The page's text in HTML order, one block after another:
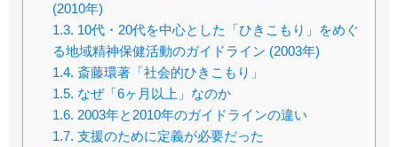
(2010年)
1.3. 10代・20代を中心とした「ひきこもり」をめぐ
る地域精神保健活動のガイドライン (2003年)
1.4. 斎藤環著「社会的ひきこもり」
1.5. なぜ「6ヶ月以上」なのか
1.6. 2003年と2010年のガイドラインの違い
1.7. 支援のために定義が必要だった